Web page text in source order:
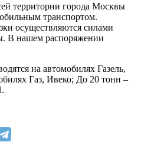
территории города Москвы
транспортом.
осуществляются силами
В нашем распоряжении
на автомобилях Газель,
Газ, Ивеко; До 20 тонн –